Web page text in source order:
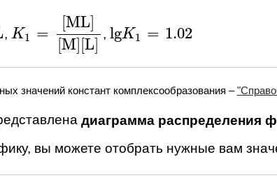
, K1 =
[ML
M] L]
K1= [ML][M][L] , lgK1 = 1.02
lgK1= 1.02
значений констант комплексообразования –
диаграмма распределения
вы можете отобрать нужные вам